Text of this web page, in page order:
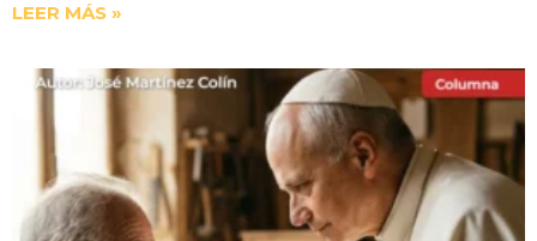
LEER MÁS »